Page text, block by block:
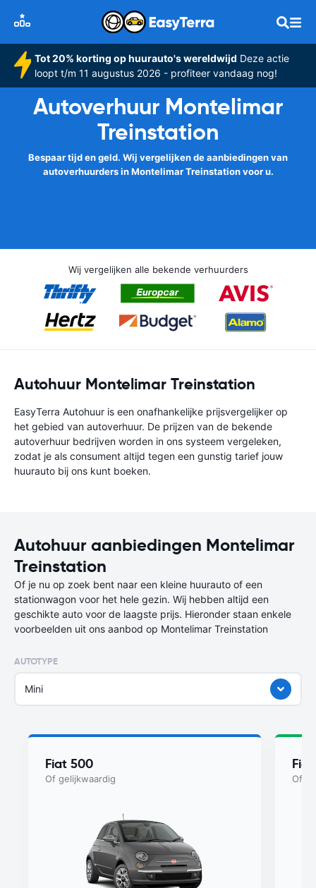
Tot 20% korting op huurauto's wereldwijd Deze actie
loopt t/m 11 augustus 2026 - profiteer vandaag nog!
Autoverhuur Montelimar
Treinstation
Bespaar tijd en geld. Wij vergelijken de aanbiedingen van
autoverhuurders in Montelimar Treinstation voor u.
Wij vergelijken alle bekende verhuurders
Autohuur Montelimar Treinstation
EasyTerra Autohuur is een onafhankelijke prijsvergelijker op
het gebied van autoverhuur. De prijzen van de bekende
autoverhuur bedrijven worden in ons systeem vergeleken,
zodat je als consument altijd tegen een gunstig tarief jouw
huurauto bij ons kunt boeken.
Autohuur aanbiedingen Montelimar
Treinstation
Of je nu op zoek bent naar een kleine huurauto of een
stationwagon voor het hele gezin. Wij hebben altijd een
geschikte auto voor de laagste prijs. Hieronder staan enkele
voorbeelden uit ons aanbod op Montelimar Treinstation
AUTOTYPE
Mini
Fiat 500
Of gelijkwaardig Of